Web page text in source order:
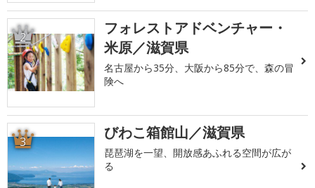
2
フォレストアドベンチャー・
米原／滋賀県
名古屋から35分、大阪から85分で、森の冒
険へ
3 びわこ箱館山／滋賀県
琵琶湖を一望、開放感あふれる空間が広が
る